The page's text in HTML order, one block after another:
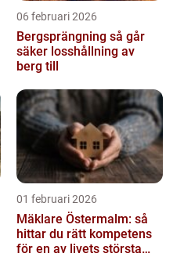
06 februari 2026
Bergsprängning så går
säker losshållning av
berg till
01 februari 2026
Mäklare Östermalm: så
hittar du rätt kompetens
för en av livets största